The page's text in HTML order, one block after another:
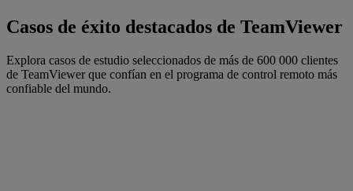
Casos de éxito destacados de TeamViewer
Explora casos de estudio seleccionados de más de 600 000 clientes
de TeamViewer que confían en el programa de control remoto más
confiable del mundo.